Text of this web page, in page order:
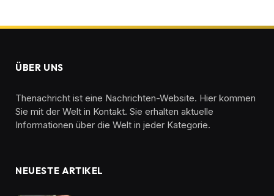
ÜBER UNS
Thenachricht ist eine Nachrichten-Website. Hier kommen
Sie mit der Welt in Kontakt. Sie erhalten aktuelle
Informationen über die Welt in jeder Kategorie.
NEUESTE ARTIKEL